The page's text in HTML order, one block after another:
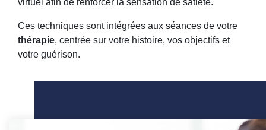
virtuel afin de renforcer la sensation de satiété.
Ces techniques sont intégrées aux séances de votre
thérapie, centrée sur votre histoire, vos objectifs et
votre guérison.